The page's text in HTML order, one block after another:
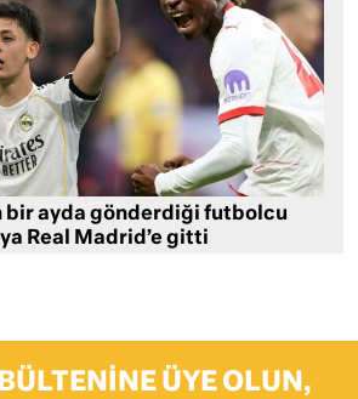
bir ayda gönderdiği futbolcu
Real Madrid’e gitti
ÜYE OLUN,